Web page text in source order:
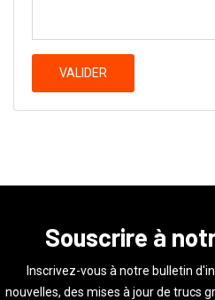
VALIDER
Souscrire à
Inscrivez-vous à notre bulletin
nouvelles, des mises à jour de trucs